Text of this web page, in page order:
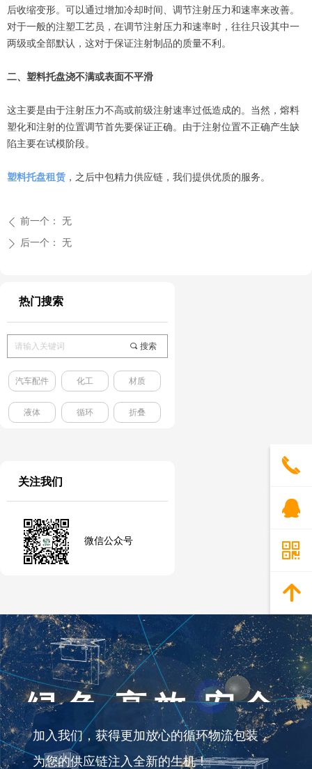
后收缩变形。可以通过增加冷却时间、调节注射压力和速率来改善。
对于一般的注塑工艺员，在调节注射压力和速率时，往往只设其中一
两级或全部默认，这对于保证注射制品的质量不利。
二、塑料托盘浇不满或表面不平滑
这主要是由于注射压力不高或前级注射速率过低造成的。当然，熔料
塑化和注射的位置调节首先要保证正确。由于注射位置不正确产生缺
陷主要在试模阶段。
塑料托盘租赁 ，之后中包精力供应链，我们提供优质的服务。
ꄴ 前一个： 无
ꄲ 后一个： 无
关注我们
微信公众号
热门搜索
汽车配件 化工 材质
液体 循环 折叠
끠 搜索
绿色 高效 安全
加入我们，获得更加放心的循环物流包装，
为您的供应链注入全新的生机！
끅
뀩
낃
녕